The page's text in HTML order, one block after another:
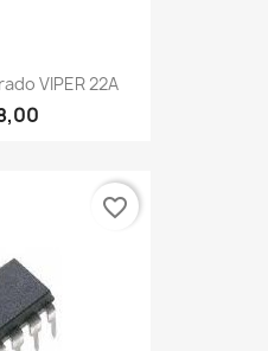
VIPER 22A
favorite_border